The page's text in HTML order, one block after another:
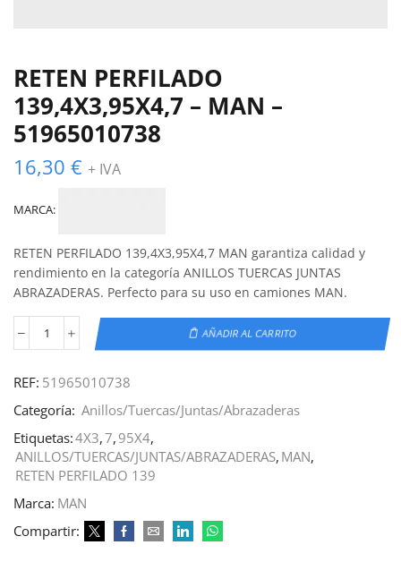
RETEN PERFILADO
139,4X3,95X4,7 – MAN –
51965010738
16,30 € + IVA
MARCA:
RETEN PERFILADO 139,4X3,95X4,7 MAN garantiza calidad y
rendimiento en la categoría ANILLOS TUERCAS JUNTAS
ABRAZADERAS. Perfecto para su uso en camiones MAN.
AÑADIR AL CARRITO
REF: 51965010738
Categoría: Anillos/Tuercas/Juntas/Abrazaderas
Etiquetas:4X3,7,95X4,
ANILLOS/TUERCAS/JUNTAS/ABRAZADERAS, MAN,
RETEN PERFILADO 139
Marca: MAN
Compartir: